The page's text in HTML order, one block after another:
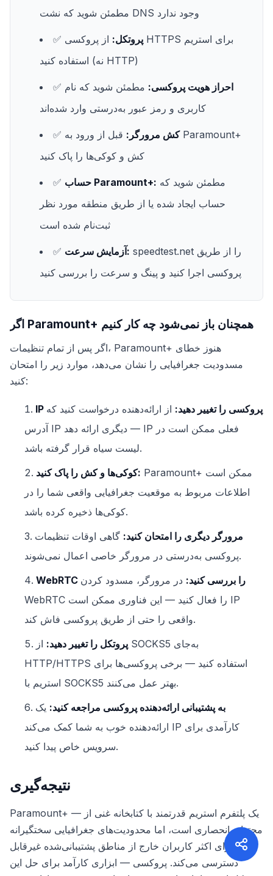
مطمئن شوید که نشت DNS وجود ندارد
✅ پروتکل: از پروکسی HTTPS برای استریم
استفاده کنید (نه HTTP)
✅ احراز هویت پروکسی: مطمئن شوید که نام
کاربری و رمز عبور به‌درستی وارد شده‌اند
✅ کش مرورگر: قبل از ورود به Paramount+
کش و کوکی‌ها را پاک کنید
✅ حساب Paramount+:
حساب ایجاد شده یا از طریق منطقه مورد نظر
ثبت‌نام شده است
✅ آزمایش سرعت: speedtest.net را از طریق
پروکسی اجرا کنید و پینگ و سرعت را بررسی کنید
اگر Paramount+ همچنان باز نمی‌شود چه کار کنیم
اگر پس از تمام تنظیمات، Paramount+ هنوز خطای
مسدودیت جغرافیایی را نشان می‌دهد، موارد زیر را امتحان
کنید:
IP پروکسی را تغییر دهید: از ارائه‌دهنده درخواست کنید که
آدرس IP دیگری ارائه دهد — IP فعلی ممکن است در
لیست سیاه قرار گرفته باشد.
کوکی‌ها و کش را پاک کنید: Paramount+ ممکن است
اطلاعات مربوط به موقعیت جغرافیایی واقعی شما را در
کوکی‌ها ذخیره کرده باشد.
مرورگر دیگری را امتحان کنید: گاهی اوقات تنظیمات
پروکسی به‌درستی در مرورگر خاصی اعمال نمی‌شوند.
WebRTC را بررسی کنید: در مرورگر، مسدود کردن
WebRTC را فعال کنید — این فناوری ممکن است IP
واقعی را حتی از طریق پروکسی فاش کند.
پروتکل را تغییر دهید: از SOCKS5 به‌جای
HTTP/HTTPS استفاده کنید — برخی پروکسی‌ها برای
استریم با SOCKS5 بهتر عمل می‌کنند.
به پشتیبانی ارائه‌دهنده پروکسی مراجعه کنید: یک
ارائه‌دهنده خوب به شما کمک می‌کند IP کارآمدی برای
سرویس خاص پیدا کنید.
نتیجه‌گیری
Paramount+ — یک پلتفرم استریم قدرتمند با کتابخانه غنی از
محتوای انحصاری است، اما محدودیت‌های جغرافیایی سختگیرانه
آن را برای اکثر کاربران خارج از مناطق پشتیبانی‌شده غیرقابل
دسترسی می‌کند. پروکسی — ابزاری کارآمد برای حل این